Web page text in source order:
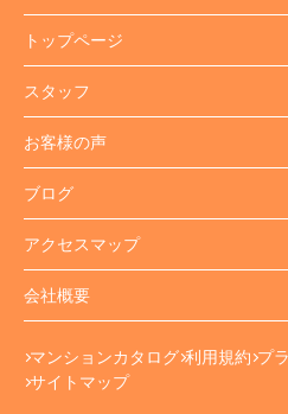
トップページ
スタッフ
お客様の声
ブログ
アクセスマップ
会社概要
マンションカタログ 利用規約 プ
サイトマップ